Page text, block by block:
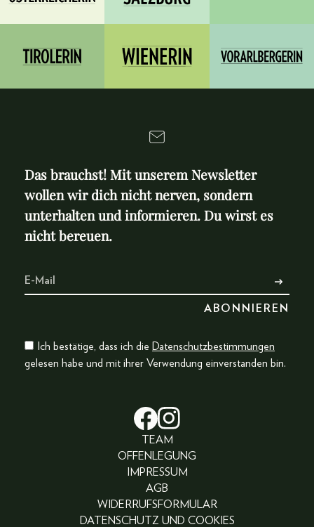
Das brauchst! Mit unserem Newsletter
wollen wir dich nicht nerven, sondern
unterhalten und informieren. Du wirst es
nicht bereuen.
Ich bestätige, dass ich die Datenschutzbestimmungen
gelesen habe und mit ihrer Verwendung einverstanden bin.
TEAM
OFFENLEGUNG
IMPRESSUM
AGB
WIDERRUFSFORMULAR
DATENSCHUTZ UND COOKIES